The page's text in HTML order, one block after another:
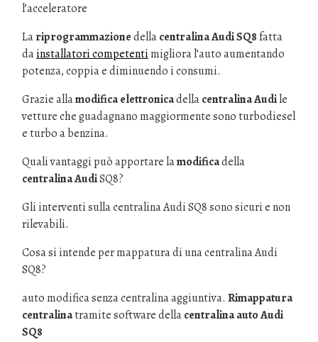
l’acceleratore
Lariprogrammazionedellacentralina Audi SQ8fatta
dainstallatori competenti migliora l’auto aumentando
potenza, coppia e diminuendo i consumi.
Grazie allamodifica elettronicadellacentralina Audile
vetture che guadagnano maggiormente sono turbodiesel
e turbo a benzina.
Quali vantaggi può apportare lamodificadella
centralina AudiSQ8?
Gli interventi sulla centralina Audi SQ8 sono sicuri e non
rilevabili.
Cosa si intende per mappatura di una centralina Audi
SQ8?
auto modifica senza centralina aggiuntiva. Rimappatura
centralinatramite software dellacentralina auto Audi
SQ8